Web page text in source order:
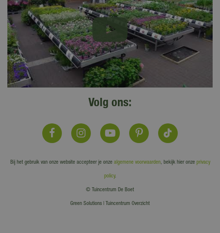
Volg ons:
Bij het gebruik van onze website accepteer je onze algemene voorwaarden, bekijk hier onze privacy
policy.
© Tuincentrum De Boet
Green Solutions Tuincentrum Overzicht